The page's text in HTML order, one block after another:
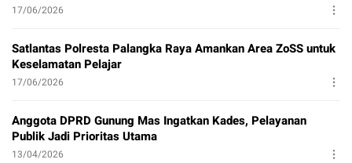
17/06/2026
Satlantas Polresta Palangka Raya Amankan Area ZoSS untuk
Keselamatan Pelajar
17/06/2026
Anggota DPRD Gunung Mas Ingatkan Kades, Pelayanan
Publik Jadi Prioritas Utama
13/04/2026